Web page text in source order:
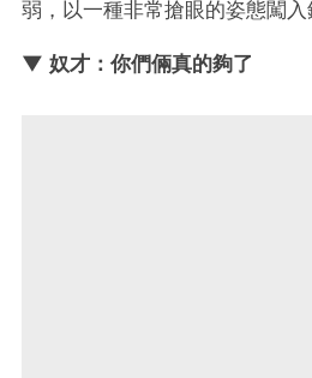
弱，以一種非常搶眼的姿態闖入
▼ 奴才：你們倆真的夠了